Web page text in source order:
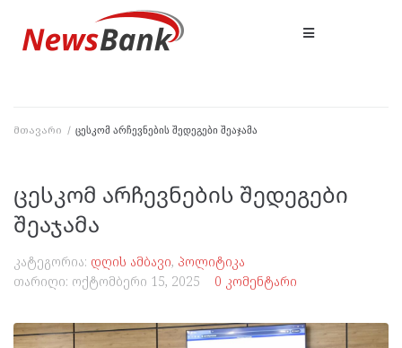
მთავარი / ცესკომ არჩევნების შედეგები შეაჯამა
ცესკომ არჩევნების შედეგები
შეაჯამა
კატეგორია: დღის ამბავი, პოლიტიკა
თარიღი: ოქტომბერი 15, 2025 0 კომენტარი